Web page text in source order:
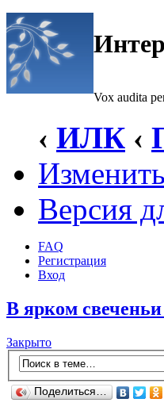
Vox audita
‹ ИЛК ‹
Версия
FAQ
Регистрация
Вход
В ярком
Закрыто
Поделиться…